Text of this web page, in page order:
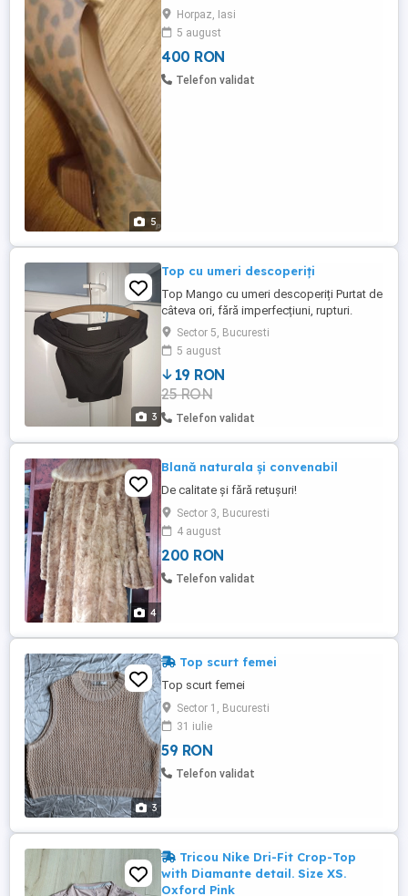
5
de leopard cu deoratiuni aurii ceea ce ii
face unici, pot fi purtati si la ocazie. Tara
de provenienta Rio De Janeiro, Brazilia.
Pantofii sunt intr-un saculet din matase, in
cutie si insotiti de factura cu pretul
Horpaz, Iasi
5 august
400 RON
Telefon validat
3
Top cu umeri descoperiți
Top Mango cu umeri descoperiți Purtat de
câteva ori, fără imperfecțiuni, rupturi.
Culoare: Negru Mărime: S Preț: 19 Lei
(Negociabil)
Sector 5, Bucuresti
5 august
19 RON
25 RON
Telefon validat
4
Blană naturala și convenabil
De calitate și fără retușuri!
Sector 3, Bucuresti
4 august
200 RON
Telefon validat
3
Top scurt femei
Top scurt femei
Sector 1, Bucuresti
31 iulie
59 RON
Telefon validat
Tricou Nike Dri-Fit Crop-Top
with Diamante detail. Size XS.
Oxford Pink